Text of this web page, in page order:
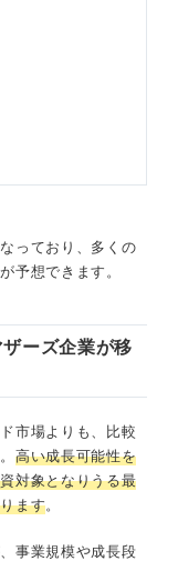
っており、多くの
予想できます。
ーズ企業が移
市場よりも、比較
高い成長可能性を
対象となりうる最
ます。
事業規模や成長段